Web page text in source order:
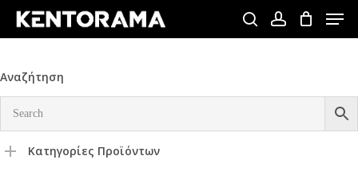
Skip
content
searchaccount
Menu
Αναζήτηση
Κατηγορίες Προϊόντων